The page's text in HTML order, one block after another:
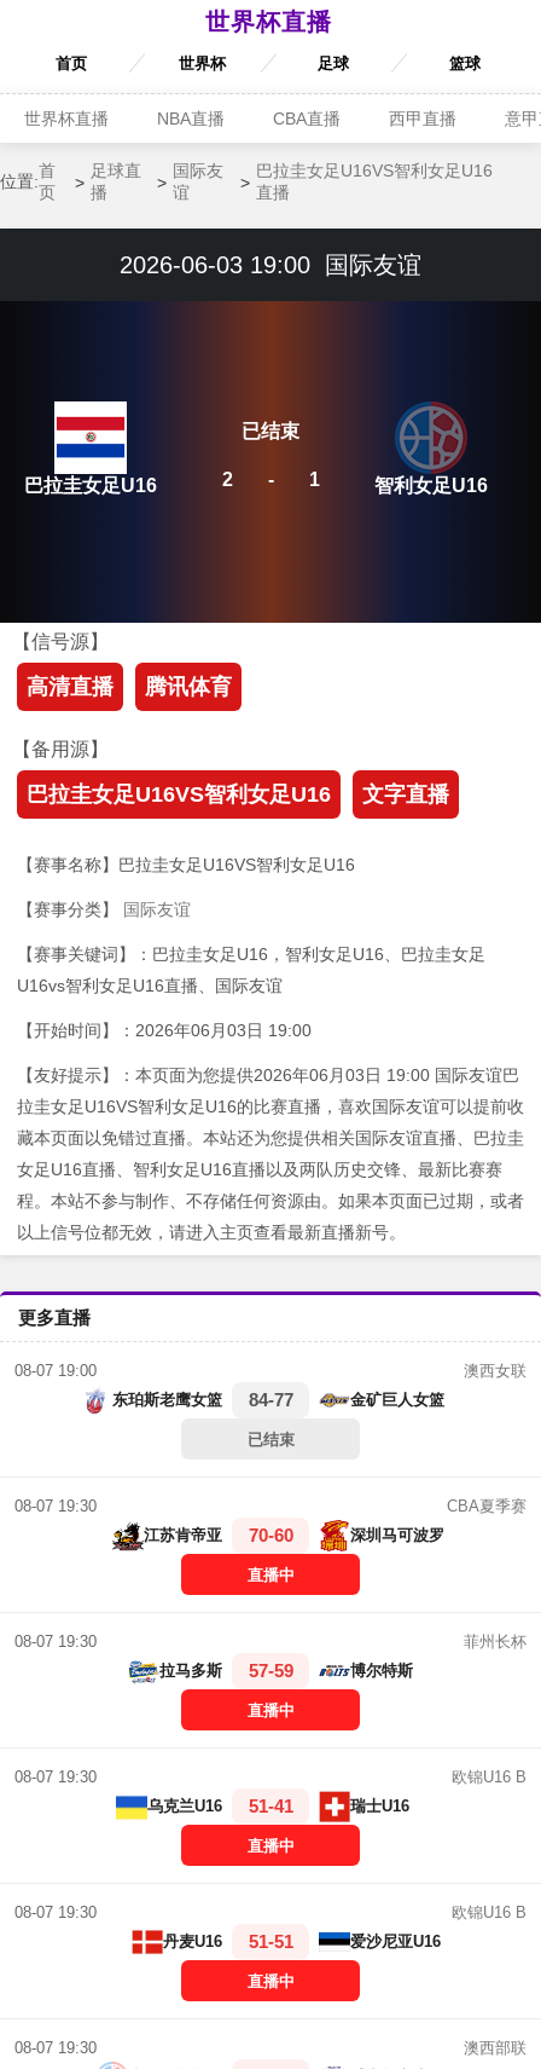
世界杯直播
首页 世界杯 足球 篮球
世界杯直播 NBA直播 CBA直播 西甲直播 意
位置:
首
页
足球直
播
国际友
谊
巴拉圭女足U16VS智利女足U16
直播
2026-06-03 19:00 国际友谊
巴拉圭女足U16 2 - 1
已结束
智利女足U16
【信号源】
高清直播 腾讯体育
【备用源】
巴拉圭女足U16VS智利女足U16 文字直播
【赛事名称】巴拉圭女足U16VS智利女足U16
【赛事分类】 国际友谊
【赛事关键词】：巴拉圭女足U16，智利女足U16、巴拉圭女足
U16vs智利女足U16直播、国际友谊
【开始时间】：2026年06月03日 19:00
【友好提示】：本页面为您提供2026年06月03日 19:00 国际友谊巴
拉圭女足U16VS智利女足U16的比赛直播，喜欢国际友谊可以提前收
藏本页面以免错过直播。本站还为您提供相关国际友谊直播、巴拉圭
女足U16直播、智利女足U16直播以及两队历史交锋、最新比赛赛
程。本站不参与制作、不存储任何资源由。如果本页面已过期，或者
以上信号位都无效，请进入主页查看最新直播新号。
更多直播
08-07 19:00
澳西女联
东珀斯老鹰女篮
84-77 金矿巨人女篮
已结束
08-07 19:30
CBA夏季赛
江苏肯帝亚
70-60 深圳马可波罗
直播中
08-07 19:30
菲州长杯
拉马多斯
57-59 博尔特斯
直播中
08-07 19:30
欧锦U16 B
乌克兰U16
51-41 瑞士U16
直播中
08-07 19:30
欧锦U16 B
丹麦U16
51-51 爱沙尼亚U16
直播中
08-07 19:30
澳西部联